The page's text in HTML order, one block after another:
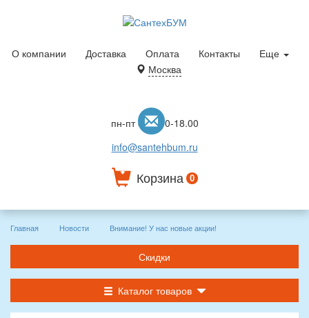
О компании Доставка Оплата Контакты
Еще
Москва
пн-пт с 10.00-18.00
info@santehbum.ru
Корзина 0
Главная Новости Внимание! У нас новые акции!
Скидки
Каталог товаров